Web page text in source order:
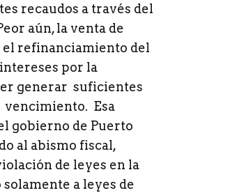
recaudos a través del
aún, la venta de
el refinanciamiento del
por la
generar suficientes
vencimiento. Esa
gobierno de Puerto
al abismo fiscal,
de leyes en la
a leyes de